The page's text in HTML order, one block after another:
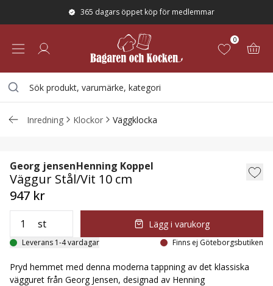
365 dagars öppet köp för medlemmar
0
Inredning Klockor Väggklocka
Väggur Stål/Vit 10 cm
Georg jensenHenning Koppel
Väggur Stål/Vit 10 cm
947 kr
st Lägg i varukorg
Leverans 1-4 vardagar Finns ej Göteborgsbutiken
Pryd hemmet med denna moderna tappning av det klassiska
vägguret från Georg Jensen, designad av Henning